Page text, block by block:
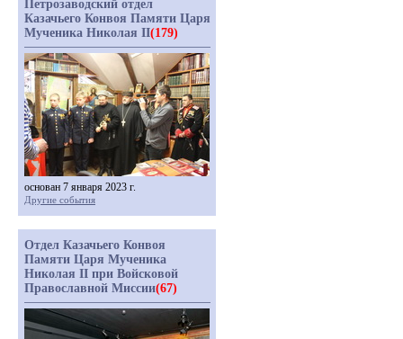
Петрозаводский отдел
Казачьего Конвоя Памяти Царя
Мученика Николая II(179)
основан 7 января 2023 г.
Другие события
Отдел Казачьего Конвоя
Памяти Царя Мученика
Николая II при Войсковой
Православной Миссии(67)